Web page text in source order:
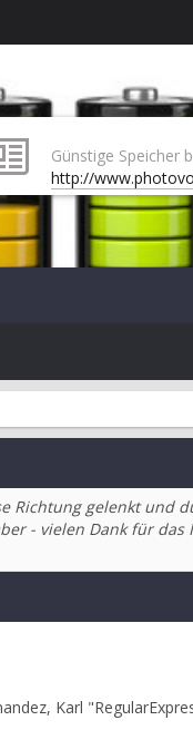
Günstige Speicher
http://
Richtung gelenkt und
- vielen Dank für
Karl